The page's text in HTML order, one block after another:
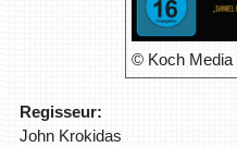
© Koch Media
Regisseur:
John Krokidas